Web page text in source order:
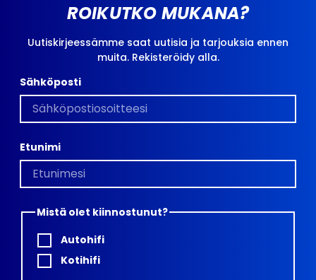
ROIKUTKO MUKANA?
Uutiskirjeessämme saat uutisia ja tarjouksia ennen
muita. Rekisteröidy alla.
Sähköposti
Etunimi
Mistä olet kiinnostunut?
Autohifi
Kotihifi